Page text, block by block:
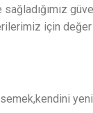
için